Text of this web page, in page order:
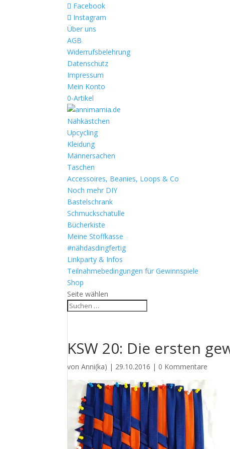
Facebook
Instagram
Über uns
AGB
Widerrufsbelehrung
Datenschutz
Impressum
Mein Konto
0-Artikel
Nähkästchen
Upcycling
Kleidung
Männersachen
Taschen
Accessoires, Beanies, Loops & Co
Noch mehr DIY
Bastelschrank
Schmuckschatulle
Bücherkiste
Meine Stoffkasse
#nähdasdingfertig
Linkparty & Infos
Teilnahmebedingungen für Gewinnspiele
Shop
Seite wählen
KSW 20: Die ersten
vonAnni(ka) | 29.10.2016 | 0 Kommentare